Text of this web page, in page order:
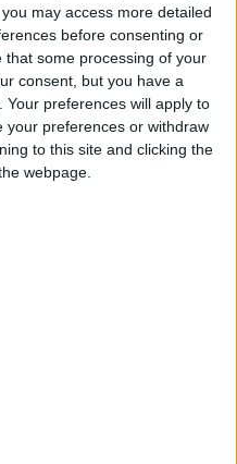
may access more detailed
before consenting or
that some processing of your
consent, but you have a
preferences will apply to
your preferences or withdraw
to this site and clicking the
webpage.
as exigências e a
por desgastá-lo.